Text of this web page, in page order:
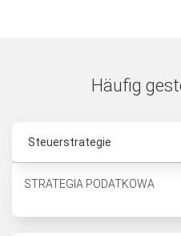
Häufig
Steuerstrategie
STRATEGIA PODATKOWA